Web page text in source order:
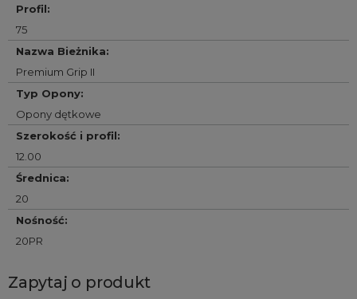
Profil:
75
Nazwa Bieżnika:
Premium Grip II
Typ Opony:
Opony dętkowe
Szerokość i profil:
12.00
Średnica:
20
Nośność:
20PR
Zapytaj o produkt